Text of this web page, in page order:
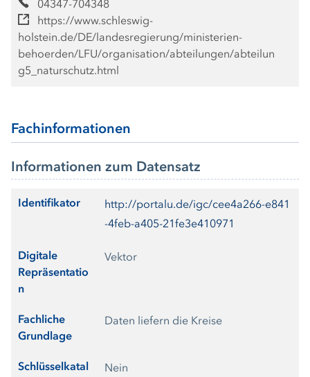
04347-704348
https://www.schleswig-
holstein.de/DE/landesregierung/ministerien-
behoerden/LFU/organisation/abteilungen/abteilun
g5_naturschutz.html
Fachinformationen
Informationen zum Datensatz
Identifikator
http://portalu.de/igc/cee4a266-e841
-4feb-a405-21fe3e410971
Digitale
Repräsentatio
n
Vektor
Fachliche
Grundlage
Daten liefern die Kreise
Schlüsselkatal
Nein